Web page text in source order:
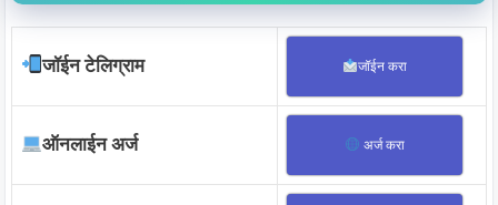
जॉईन टेलिग्राम जॉईन करा
ऑनलाईन अर्ज अर्ज करा